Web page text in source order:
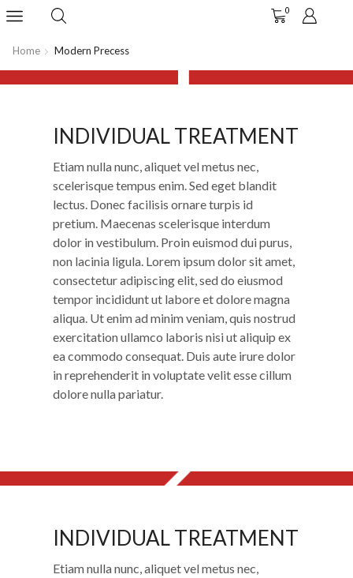
0
Home Modern Precess
INDIVIDUAL TREATMENT
Etiam nulla nunc, aliquet vel metus nec,
scelerisque tempus enim. Sed eget blandit
lectus. Donec facilisis ornare turpis id
pretium. Maecenas scelerisque interdum
dolor in vestibulum. Proin euismod dui purus,
non lacinia ligula. Lorem ipsum dolor sit amet,
consectetur adipiscing elit, sed do eiusmod
tempor incididunt ut labore et dolore magna
aliqua. Ut enim ad minim veniam, quis nostrud
exercitation ullamco laboris nisi ut aliquip ex
ea commodo consequat. Duis aute irure dolor
in reprehenderit in voluptate velit esse cillum
dolore nulla pariatur.
1
INDIVIDUAL TREATMENT
2
INDIVIDUAL TREATMENT
INDIVIDUAL TREATMENT
Etiam nulla nunc, aliquet vel metus nec,